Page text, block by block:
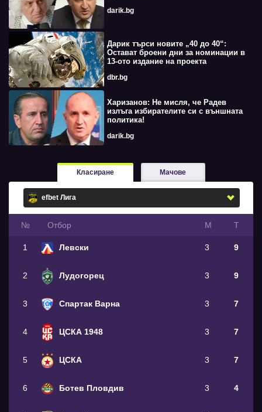
darik.bg
Дарик търси новите „40 до 40“:
Остават броени дни за номинации в
13-ото издание на проекта
dbr.bg
Харизанов: Не мисля, че Радев
излъга избирателите си с външната
политика!
darik.bg
Класиране Мачове
№ Oтбор М Т
1 Левски 3 9
2 Лудогорец 3 9
3 Спартак Варна 3 7
4 ЦСКА 1948 3 7
5 ЦСКА 3 7
6 Ботев Пловдив 3 4